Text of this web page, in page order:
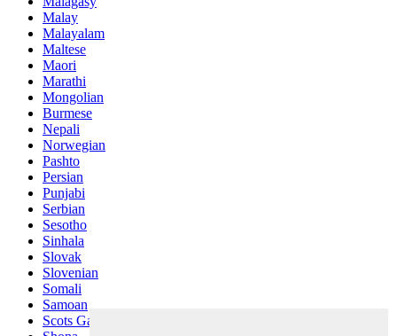
Malay
Malayalam
Maltese
Maori
Marathi
Mongolian
Burmese
Nepali
Norwegian
Pashto
Persian
Punjabi
Serbian
Sesotho
Sinhala
Slovak
Slovenian
Somali
Samoan
Scots Gaelic